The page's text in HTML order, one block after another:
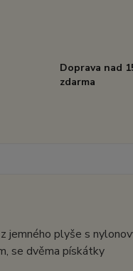
Doprava nad
zdarma
jemného plyše s
se dvěma pískátky